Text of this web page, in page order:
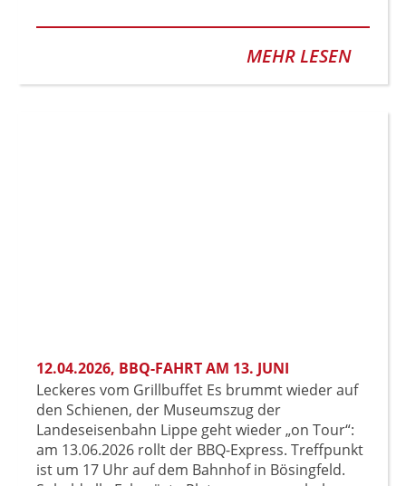
MEHR LESEN
12.04.2026, BBQ-FAHRT AM 13. JUNI
Leckeres vom Grillbuffet Es brummt wieder auf
den Schienen, der Museumszug der
Landeseisenbahn Lippe geht wieder „on Tour“:
am 13.06.2026 rollt der BBQ-Express. Treffpunkt
ist um 17 Uhr auf dem Bahnhof in Bösingfeld.